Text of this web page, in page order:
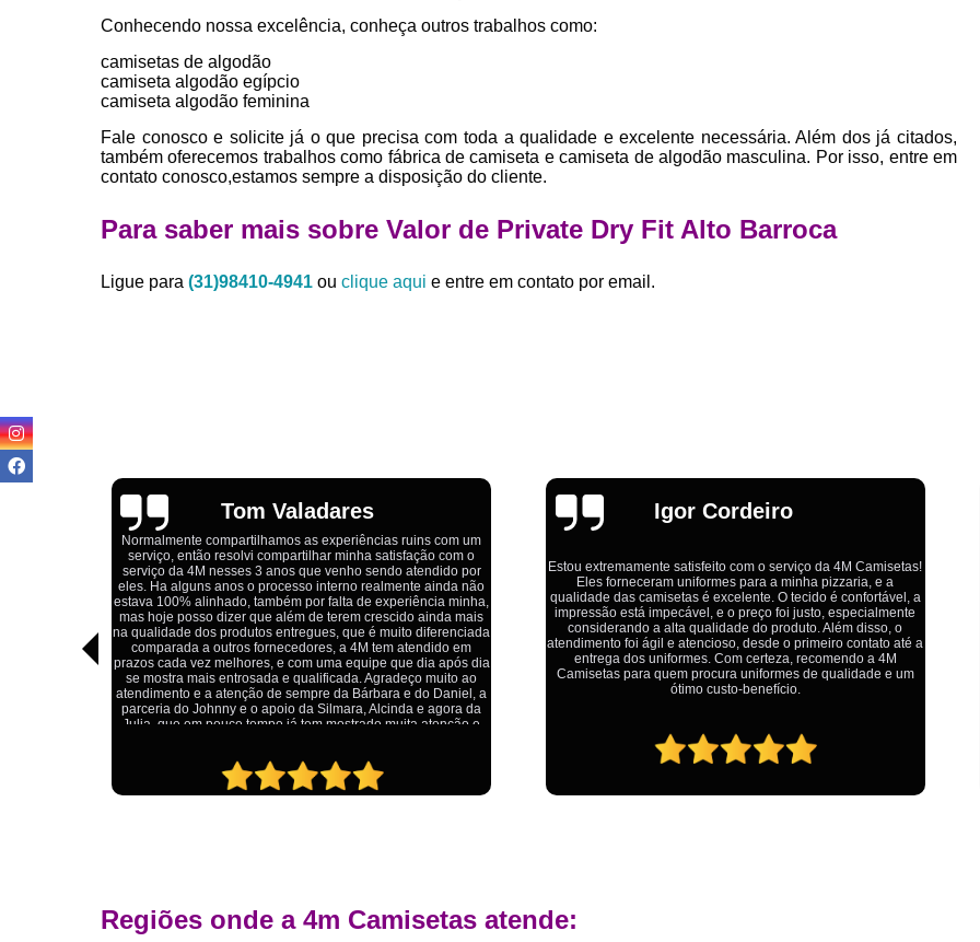
Estamparia de Camiseta
Estamparia Digital em Camisetas
Estamparia Têxtil Digital
Fabrica
Fábrica Camiseta
Fábrica Camisetas Algodão
Fábrica Camisetas
Fabrica Camisetas
Fabrica de Camisetas Lisas
Fábrica Roupas Atacado
Conhecendo nossa excelência, conheça outros trabalhos como:
camisetas de algodão
camiseta algodão egípcio
camiseta algodão feminina
Fale conosco e solicite já o que precisa com toda a qualidade e excelente necessária. Além dos já citados,
também oferecemos trabalhos como fábrica de camiseta e camiseta de algodão masculina. Por isso, entre em
contato conosco,estamos sempre a disposição do cliente.
Para saber mais sobre Valor de Private Dry Fit Alto Barroca
Ligue para (31)98410-4941 ou clique aqui e entre em contato por email.
Igor Cordeiro
Estou extremamente satisfeito com o serviço da 4M Camisetas!
Eles forneceram uniformes para a minha pizzaria, e a
qualidade das camisetas é excelente. O tecido é confortável, a
impressão está impecável, e o preço foi justo, especialmente
considerando a alta qualidade do produto. Além disso, o
atendimento foi ágil e atencioso, desde o primeiro contato até a
entrega dos uniformes. Com certeza, recomendo a 4M
Camisetas para quem procura uniformes de qualidade e um
ótimo custo-benefício.
Emília
Ótimo atendimento,todos muito educados, prestativos e que
colocam o cliente em primeiro lugar. Qualquer lugar tem
problemas,isso é fato, mas aqui na 4M tudo é resolvido com
calma e de forma que todos saem ganhando no final.
Regiões onde a 4m Camisetas atende: